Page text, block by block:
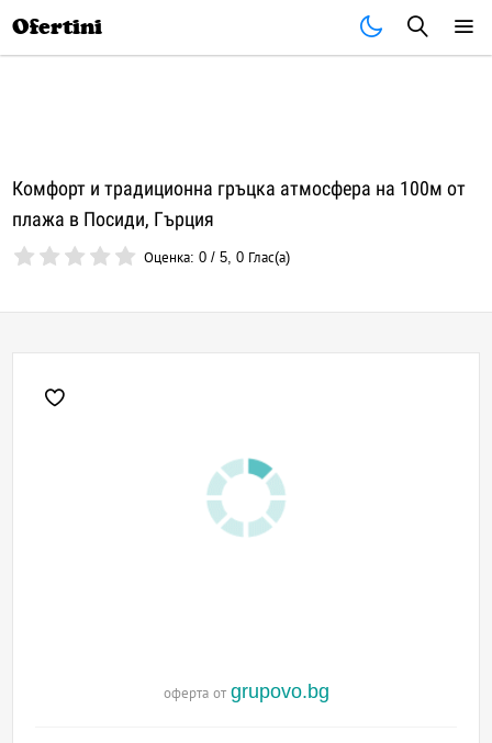
Ofertini
Комфорт и традиционна гръцка атмосфера на 100м от
плажа в Посиди, Гърция
Оценка:0 /5,0 Глас(а)
оферта от grupovo.bg